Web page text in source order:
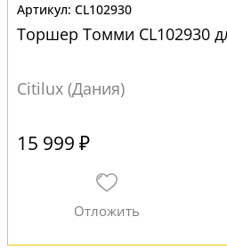
CL102930
Торшер Томми CL102930
Citilux (Дания)
15 999 ₽